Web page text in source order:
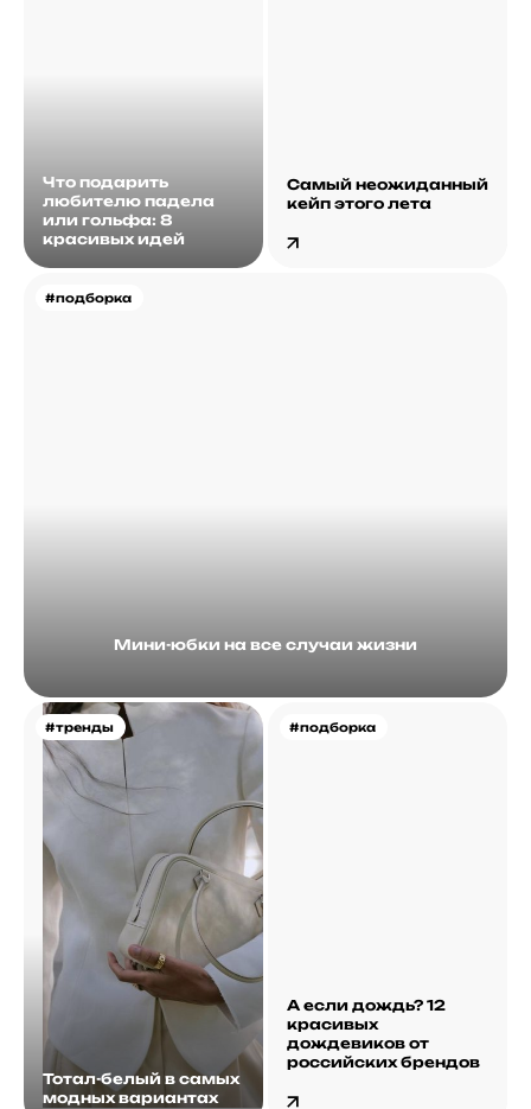
Что подарить
любителю падела
или гольфа: 8
красивых идей
#подборка
Мини-юбки на все случаи жизни
Самый неожиданный
кейп этого лета
#тренды
Тотал-белый в самых
модных вариантах
#подборка
А если дождь? 12
красивых
дождевиков от
российских брендов